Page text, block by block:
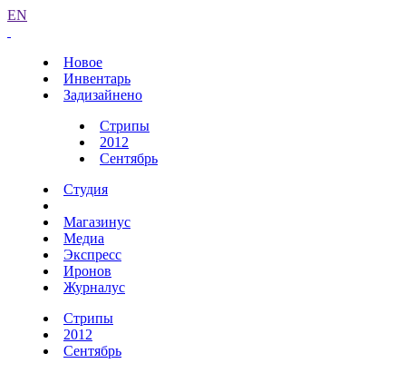
EN
Новое
Инвентарь
Задизайнено
Стрипы
2012
Сентябрь
Студия
Магазинус
Медиа
Экспресс
Иронов
Журналус
Стрипы
2012
Сентябрь